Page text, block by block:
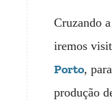
Cruzando
iremos
Porto,
produção